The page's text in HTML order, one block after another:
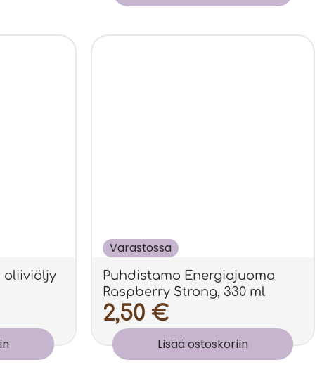
oliiviöljy
Varastossa
Puhdistamo Energiajuoma
Raspberry Strong, 330 ml
2,50 €
Lisää ostoskoriin